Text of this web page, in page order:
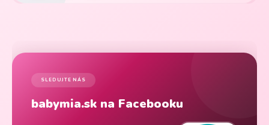
SLEDUJTE NÁS
babymia.sk na Facebooku